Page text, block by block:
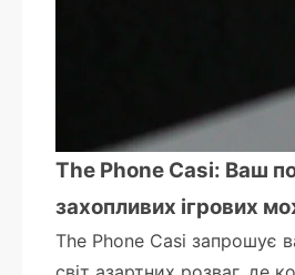
The Phone Casi: Ваш
захопливих ігрових
The Phone Casi запрошує